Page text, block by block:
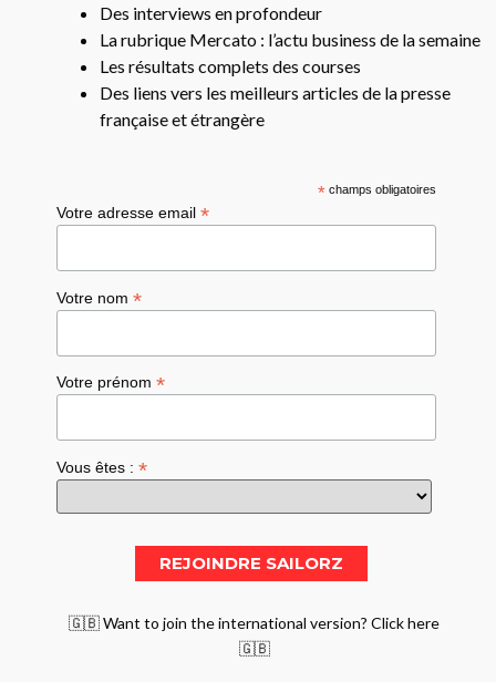
Des interviews en profondeur
La rubrique Mercato : l’actu business de la semaine
Les résultats complets des courses
Des liens vers les meilleurs articles de la presse
française et étrangère
*champs obligatoires
Votre adresse email*
Votre nom*
Votre prénom*
Vous êtes :*
🇬🇧 Want to join the international version? Click here
🇬🇧